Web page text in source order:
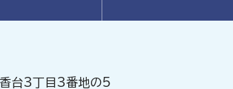
台3丁目3番地の5